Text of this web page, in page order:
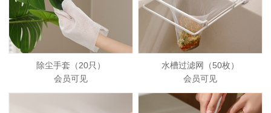
除尘手套（20只）
会员可见
水槽过滤网（50枚）
会员可见